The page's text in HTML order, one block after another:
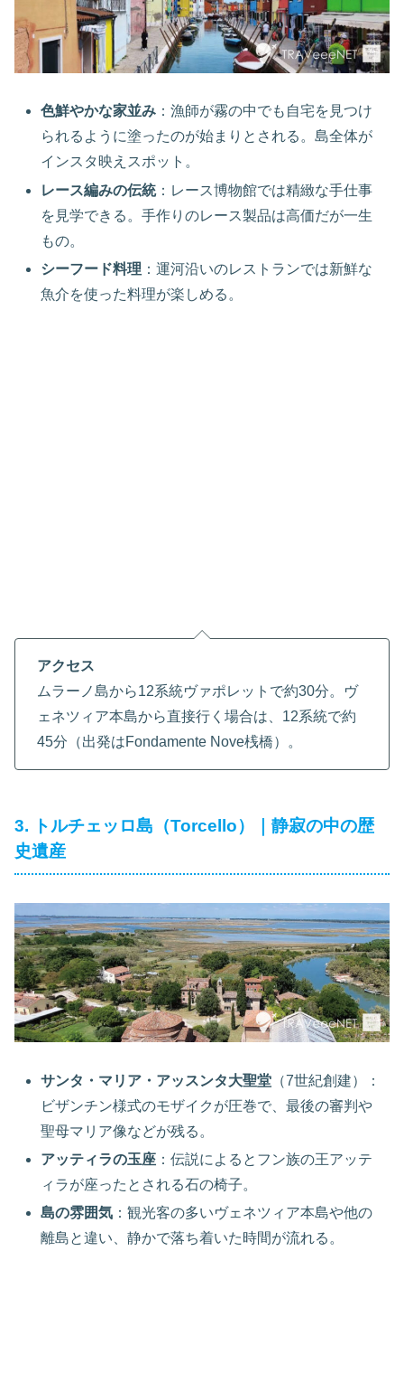
色鮮やかな家並み ：漁師が霧の中でも自宅を見つけ
られるように塗ったのが始まりとされる。島全体が
インスタ映えスポット。
レース編みの伝統：レース博物館では精緻な手仕事
を見学できる。手作りのレース製品は高価だが一生
もの。
シーフード料理 ：運河沿いのレストランでは新鮮な
魚介を使った料理が楽しめる。
アクセス
ムラーノ島から12系統ヴァポレットで約30分。ヴ
ェネツィア本島から直接行く場合は、12系統で約
45分（出発はFondamente Nove桟橋）。
3. トルチェッロ島（Torcello）｜静寂の中の歴
史遺産
サンタ・マリア・アッスンタ大聖堂 （7世紀創建）：
ビザンチン様式のモザイクが圧巻で、最後の審判や
聖母マリア像などが残る。
アッティラの玉座 ：伝説によるとフン族の王アッテ
ィラが座ったとされる石の椅子。
島の雰囲気 ：観光客の多いヴェネツィア本島や他の
離島と違い、静かで落ち着いた時間が流れる。